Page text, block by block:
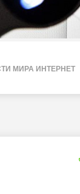
МИРА ИНТЕРНЕТ